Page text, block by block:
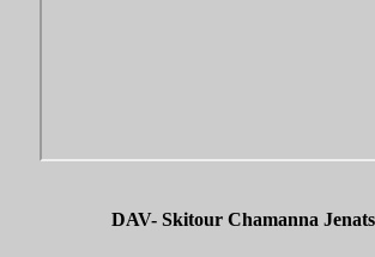
DAV- Skitour Chamanna